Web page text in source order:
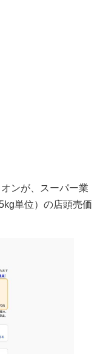
ンが、スーパー業
単位）の店頭売価